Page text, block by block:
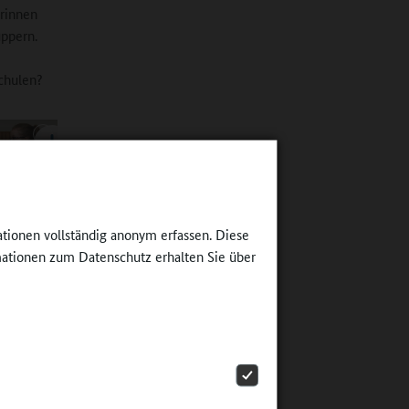
vollständig anonym erfassen. Diese
zum Datenschutz erhalten Sie über